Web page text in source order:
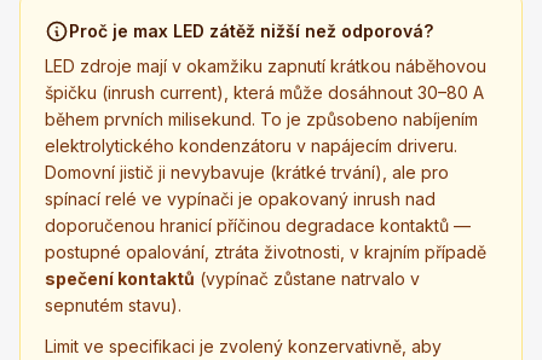
Proč je max LED zátěž nižší než odporová?
LED zdroje mají v okamžiku zapnutí krátkou náběhovou
špičku (inrush current), která může dosáhnout 30–80 A
během prvních milisekund. To je způsobeno nabíjením
elektrolytického kondenzátoru v napájecím driveru.
Domovní jistič ji nevybavuje (krátké trvání), ale pro
spínací relé ve vypínači je opakovaný inrush nad
doporučenou hranicí příčinou degradace kontaktů —
postupné opalování, ztráta životnosti, v krajním případě
spečení kontaktů (vypínač zůstane natrvalo v
sepnutém stavu).
Limit ve specifikaci je zvolený konzervativně, aby